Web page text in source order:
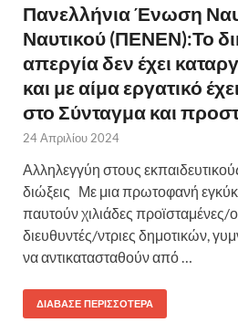
Πανελλήνια Ένωση
Ναυτικού (ΠΕΝΕΝ):Το
απεργία δεν έχει
και με αίμα εργατικό
στο Σύνταγμα και
24 Απριλίου 2024
Αλληλεγγύη στους
διώξεις Με μια πρωτοφανή
παυτούν χιλιάδες προϊσταμένες/
διευθυντές/ντριες δημοτικών,
να αντικατασταθούν από …
ΔΙΆΒΑΣΕ ΠΕΡΙΣΣΌΤΕΡΑ